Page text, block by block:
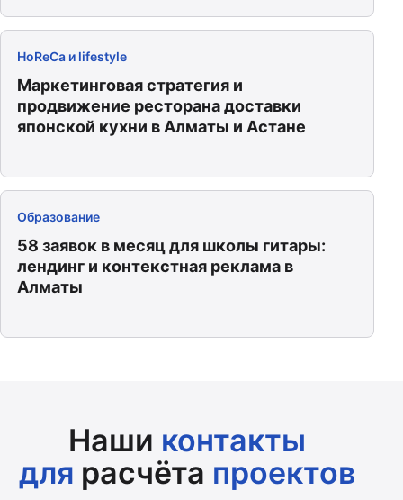
HoReCa и lifestyle
Маркетинговая стратегия и
продвижение ресторана доставки
японской кухни в Алматы и Астане
Образование
58 заявок в месяц для школы гитары:
лендинг и контекстная реклама в
Алматы
Наши контакты
для расчёта проектов